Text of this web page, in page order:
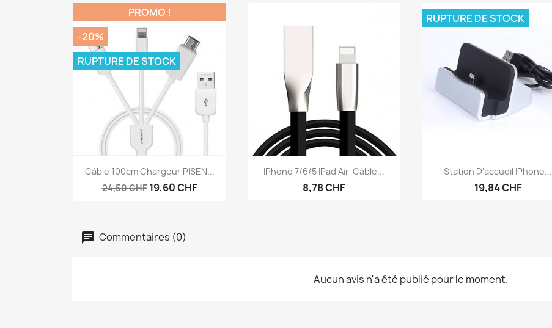
Aperçu rapide
Câble 100cm Chargeur PISEN...
24,50 CHF 19,60 CHF
PROMO !
-20%
RUPTURE DE STOCK
Aperçu rapide
IPhone 7/6/5 IPad Air-Câble...
8,78 CHF
Aperçu rapide
Station D’accueil IPhone...
19,84 CHF
RUPTURE DE STOCK
Commentaires (0)
Aucun avis n'a été publié pour le moment.